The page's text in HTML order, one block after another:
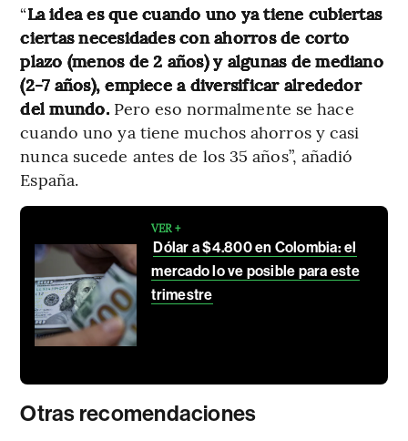
“La idea es que cuando uno ya tiene cubiertas
ciertas necesidades con ahorros de corto
plazo (menos de 2 años) y algunas de mediano
(2-7 años), empiece a diversificar alrededor
del mundo.Pero eso normalmente se hace
cuando uno ya tiene muchos ahorros y casi
nunca sucede antes de los 35 años”, añadió
España.
VER +
Dólar a $4.800 en Colombia: el
mercado lo ve posible para este
trimestre
Otras recomendaciones